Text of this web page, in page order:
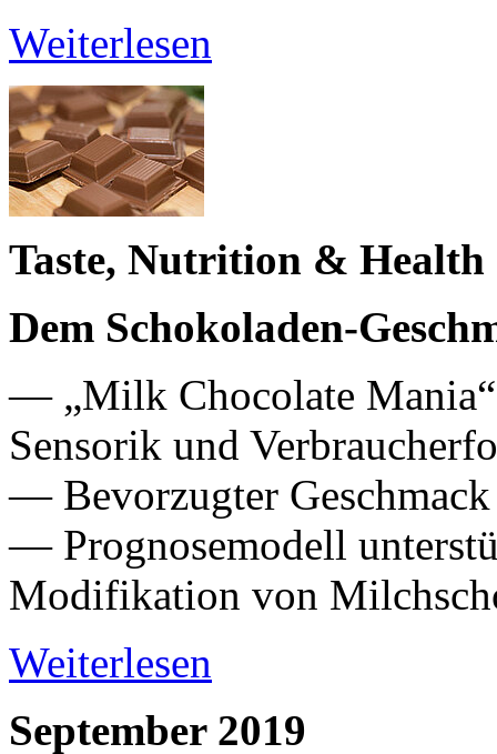
Weiterlesen
Taste, Nutrition & Health
Dem Schokoladen-
— „Milk Chocolate
Sensorik und
— Bevorzugter
— Prognosemodell
Modifikation von
Weiterlesen
September 2019